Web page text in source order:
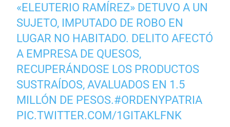
«ELEUTERIO RAMÍREZ» DETUVO A UN
SUJETO, IMPUTADO DE ROBO EN
LUGAR NO HABITADO. DELITO AFECTÓ
A EMPRESA DE QUESOS,
RECUPERÁNDOSE LOS PRODUCTOS
SUSTRAÍDOS, AVALUADOS EN 1.5
MILLÓN DE PESOS.#ORDENYPATRIA
PIC.TWITTER.COM/1GITAKLFNK